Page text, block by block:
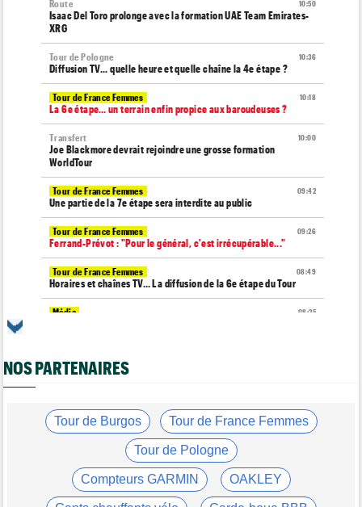
10:50
Route
Isaac Del Toro prolonge avec la formation UAE Team Emirates-
XRG
10:36
Tour de Pologne
Diffusion TV... quelle heure et quelle chaîne la 4e étape ?
10:18
Tour de France Femmes
La 6e étape… un terrain enfin propice aux baroudeuses ?
10:00
Transfert
Joe Blackmore devrait rejoindre une grosse formation
WorldTour
09:42
Tour de France Femmes
Une partie de la 7e étape sera interdite au public
09:26
Tour de France Femmes
Ferrand-Prévot : "Pour le général, c'est irrécupérable..."
08:49
Tour de France Femmes
Horaires et chaînes TV… La diffusion de la 6e étape du Tour
08:25
Média
A quelle heure et sur quelle chaîne suivre la 3e étape à la TV ?
semaine
Quels sont les prochains défis de Tadej Pogacar ?
Média
Toutes nos vidéos de cyclisme sont sur Youtube : Cyclism'Actu
NOS PARTENAIRES
Tour de Burgos Tour de France Femmes
Tour de Pologne
Compteurs GARMIN OAKLEY